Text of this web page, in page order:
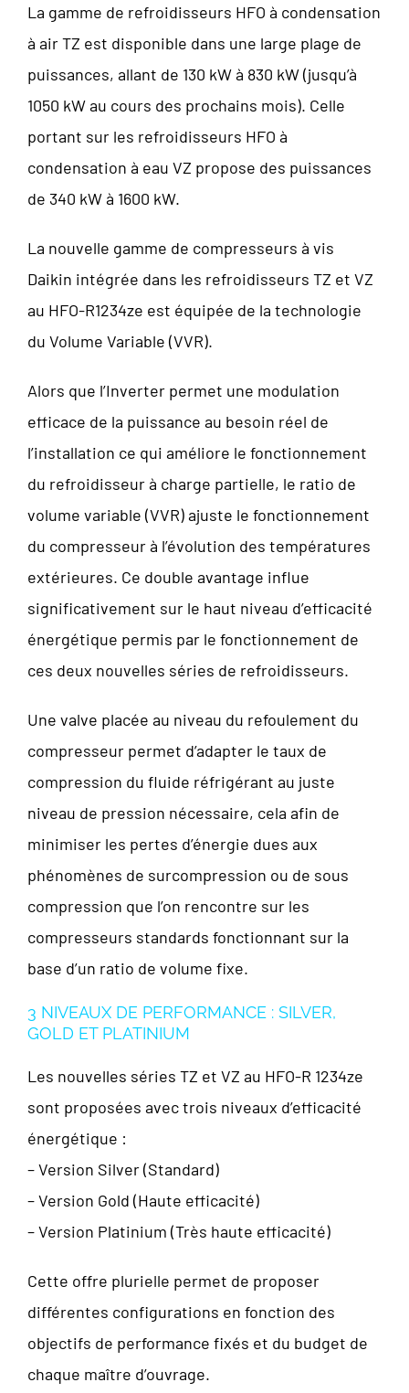
La gamme de refroidisseurs HFO à condensation
à air TZ est disponible dans une large plage de
puissances, allant de 130 kW à 830 kW (jusqu’à
1050 kW au cours des prochains mois). Celle
portant sur les refroidisseurs HFO à
condensation à eau VZ propose des puissances
de 340 kW à 1600 kW.
La nouvelle gamme de compresseurs à vis
Daikin intégrée dans les refroidisseurs TZ et VZ
au HFO-R1234ze est équipée de la technologie
du Volume Variable (VVR).
Alors que l’Inverter permet une modulation
efficace de la puissance au besoin réel de
l’installation ce qui améliore le fonctionnement
du refroidisseur à charge partielle, le ratio de
volume variable (VVR) ajuste le fonctionnement
du compresseur à l’évolution des températures
extérieures. Ce double avantage influe
significativement sur le haut niveau d’efficacité
énergétique permis par le fonctionnement de
ces deux nouvelles séries de refroidisseurs.
Une valve placée au niveau du refoulement du
compresseur permet d’adapter le taux de
compression du fluide réfrigérant au juste
niveau de pression nécessaire, cela afin de
minimiser les pertes d’énergie dues aux
phénomènes de surcompression ou de sous
compression que l’on rencontre sur les
compresseurs standards fonctionnant sur la
base d’un ratio de volume fixe.
3 NIVEAUX DE PERFORMANCE : SILVER,
GOLD ET PLATINIUM
Les nouvelles séries TZ et VZ au HFO-R 1234ze
sont proposées avec trois niveaux d’efficacité
énergétique :
– Version Silver (Standard)
– Version Gold (Haute efficacité)
– Version Platinium (Très haute efficacité)
Cette offre plurielle permet de proposer
différentes configurations en fonction des
objectifs de performance fixés et du budget de
chaque maître d’ouvrage.